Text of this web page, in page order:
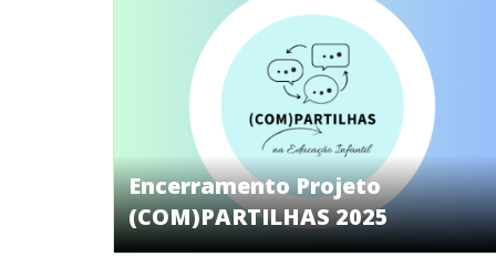
Encerramento Projeto
(COM)PARTILHAS 2025